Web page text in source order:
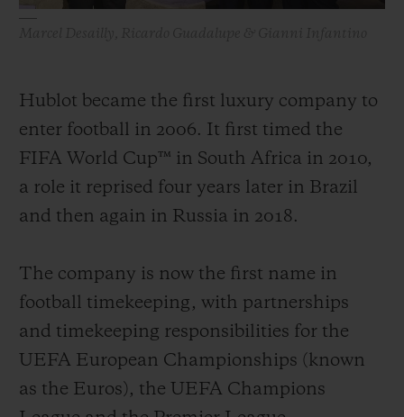
Hublot became the first luxury company to
enter football in 2006. It first timed the
FIFA World Cup™ in South Africa in 2010,
a role it reprised four years later in Brazil
and then again in Russia in 2018.
The company is now the first name in
football timekeeping, with partnerships
and timekeeping responsibilities for the
UEFA European Championships (known
as the Euros), the UEFA Champions